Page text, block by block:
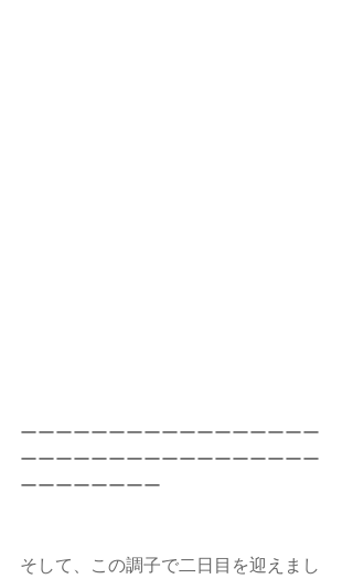
ーーーーーーーーーーーーーーーーー
ーーーーーーーーーーーーーーーーー
ーーーーーーーー
そして、この調子で二日目を迎えまし